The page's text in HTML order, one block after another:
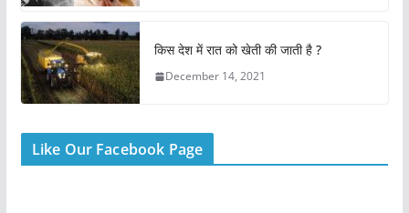
किस देश में रात को खेती की जाती है ?
December 14, 2021
Like Our Facebook Page